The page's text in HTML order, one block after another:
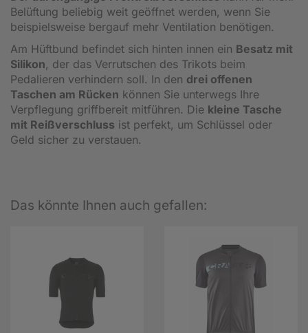
Belüftung beliebig weit geöffnet werden, wenn Sie
beispielsweise bergauf mehr Ventilation benötigen.
Am Hüftbund befindet sich hinten innen ein Besatz mit
Silikon, der das Verrutschen des Trikots beim
Pedalieren verhindern soll. In den drei offenen
Taschen am Rücken können Sie unterwegs Ihre
Verpflegung griffbereit mitführen. Die kleine Tasche
mit Reißverschluss ist perfekt, um Schlüssel oder
Geld sicher zu verstauen.
Das könnte Ihnen auch gefallen: